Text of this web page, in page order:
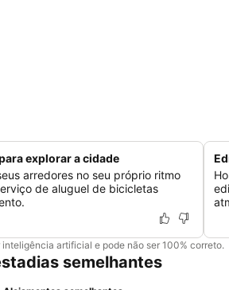
explorar a cidade
arredores no seu próprio ritmo
de aluguel de bicicletas
inteligência artificial e pode não ser 100% correto.
semelhantes